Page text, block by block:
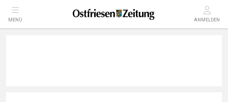
MENÜ ANMELDEN